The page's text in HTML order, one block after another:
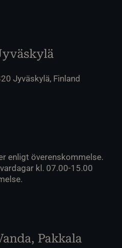
Jyväskylä, Finland
enligt överenskommelse.
kl. 07.00-15.00
Pakkala